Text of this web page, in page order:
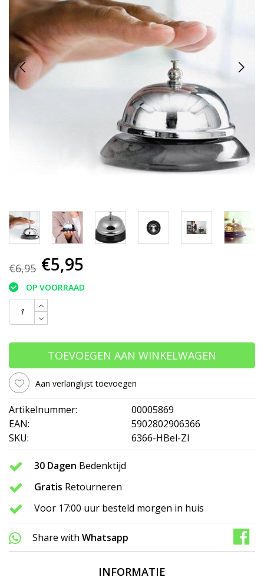
€6,95 €5,95
OP VOORRAAD
TOEVOEGEN AAN WINKELWAGEN
Aan verlanglijst toevoegen
Artikelnummer:
00005869
EAN:
5902802906366
SKU:
6366-HBel-ZI
30 Dagen Bedenktijd
Gratis Retourneren
Voor 17:00 uur besteld morgen in huis
Share with Whatsapp
INFORMATIE